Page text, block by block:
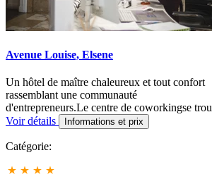
Avenue Louise, Elsene
Un hôtel de maître chaleureux et tout confort
rassemblant une communauté
d'entrepreneurs.Le centre de coworkingse trou
Voir détails
Informations et prix
Catégorie: